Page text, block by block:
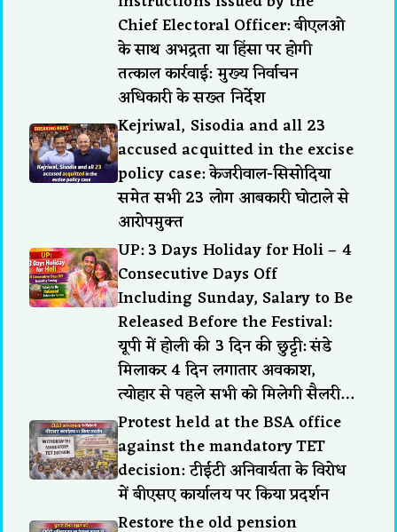
Chief Electoral Officer: बीएलओ
के साथ अभद्रता या हिंसा पर होगी
तत्काल कार्रवाई: मुख्य निर्वाचन
अधिकारी के सख्त निर्देश
Kejriwal, Sisodia and all 23
accused acquitted in the excise
policy case: केजरीवाल-सिसोदिया
समेत सभी 23 लोग आबकारी घोटाले से
आरोपमुक्त
UP: 3 Days Holiday for Holi – 4
Consecutive Days Off
Including Sunday, Salary to Be
Released Before the Festival:
यूपी में होली की 3 दिन की छुट्टी: संडे
मिलाकर 4 दिन लगातार अवकाश,
त्योहार से पहले सभी को मिलेगी सैलरी…
Protest held at the BSA office
against the mandatory TET
decision: टीईटी अनिवार्यता के विरोध
में बीएसए कार्यालय पर किया प्रदर्शन
Restore the old pension